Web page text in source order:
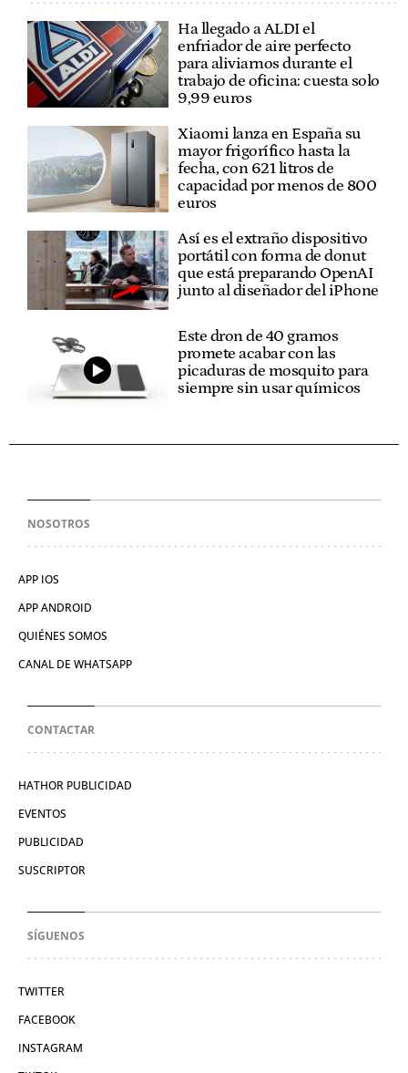
Ha llegado a ALDI el
enfriador de aire perfecto
para aliviarnos durante el
trabajo de oficina: cuesta solo
9,99 euros
Xiaomi lanza en España su
mayor frigorífico hasta la
fecha, con 621 litros de
capacidad por menos de 800
euros
Así es el extraño dispositivo
portátil con forma de donut
que está preparando OpenAI
junto al diseñador del iPhone
Este dron de 40 gramos
promete acabar con las
picaduras de mosquito para
siempre sin usar químicos
NOSOTROS
APP IOS
APP ANDROID
QUIÉNES SOMOS
CANAL DE WHATSAPP
CONTACTAR
HATHOR PUBLICIDAD
EVENTOS
PUBLICIDAD
SUSCRIPTOR
SÍGUENOS
TWITTER
FACEBOOK
INSTAGRAM